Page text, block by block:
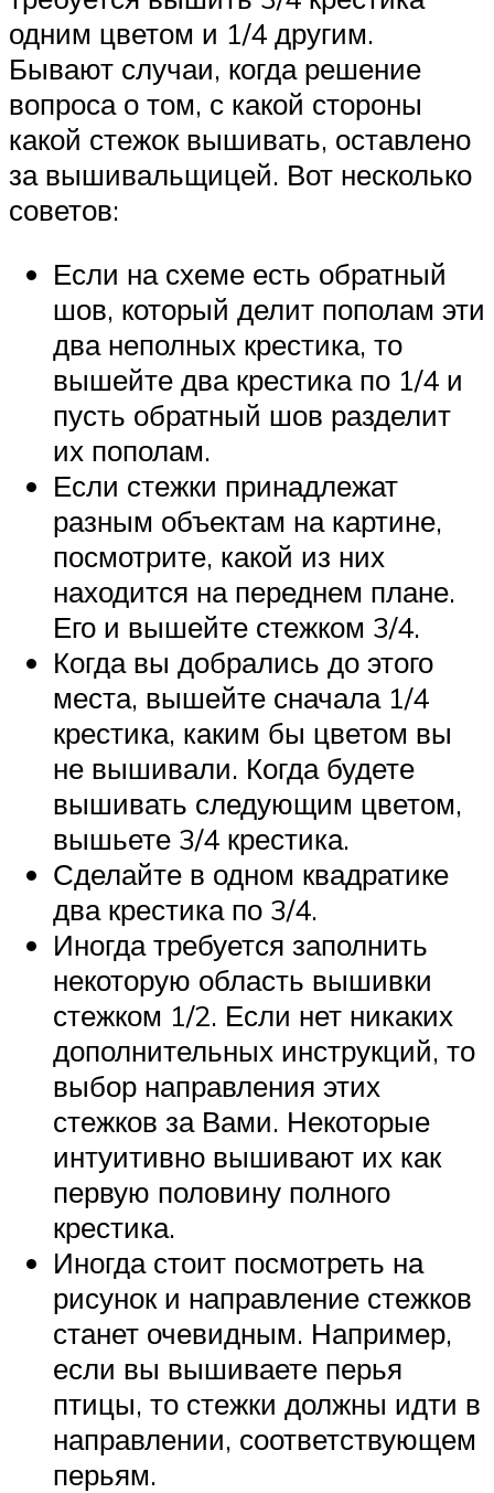
одним цветом и 1/4 другим.
Бывают случаи, когда решение
вопроса о том, с какой стороны
какой стежок вышивать, оставлено
за вышивальщицей. Вот несколько
советов:
Если на схеме есть обратный
шов, который делит пополам эти
два неполных крестика, то
вышейте два крестика по 1/4 и
пусть обратный шов разделит
их пополам.
Если стежки принадлежат
разным объектам на картине,
посмотрите, какой из них
находится на переднем плане.
Его и вышейте стежком 3/4.
Когда вы добрались до этого
места, вышейте сначала 1/4
крестика, каким бы цветом вы
не вышивали. Когда будете
вышивать следующим цветом,
вышьете 3/4 крестика.
Сделайте в одном квадратике
два крестика по 3/4.
Иногда требуется заполнить
некоторую область вышивки
стежком 1/2. Если нет никаких
дополнительных инструкций, то
выбор направления этих
стежков за Вами. Некоторые
интуитивно вышивают их как
первую половину полного
крестика.
Иногда стоит посмотреть на
рисунок и направление стежков
станет очевидным. Например,
если вы вышиваете перья
птицы, то стежки должны идти в
направлении, соответствующем
перьям.